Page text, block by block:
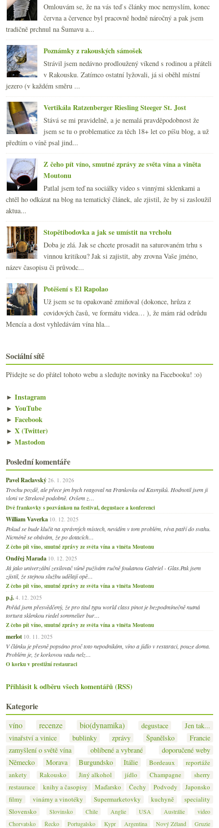
Omlouvám se, že na vás teď s články moc nemyslím, konec
června a července byl pracovně hodně náročný a pak jsem
tradičně prchnul na Šumavu a...
Poznámky z rakouských sámošek
Strávil jsem nedávno prodloužený víkend s rodinou a přáteli
v Rakousku. Zatímco ostatní lyžovali, já si oběhl místní
jezero (v každém směru ...
Vertikála Ratzenberger Riesling Steeger St. Jost
Stává se mi pravidelně, a je nemalá pravděpodobnost že
jsem se tu o problematice za těch 18+ let co píšu blog, a už
předtím o víně psal jind...
Z čeho pít víno, smutné zprávy ze světa vína a viněta
Moutonu
Patlal jsem teď na sociálky video s vinnými sklenkami a
chtěl ho odkázat na blog na tematický článek, ale zjistil, že by si zasloužil
aktua...
Stopětibodovka a jak se umístit na vrcholu
Doba je zlá. Jak se chcete prosadit na saturovaném trhu s
vinnou kritikou? Jak si zajistit, aby zrovna Vaše jméno,
název časopisu či průvodc...
Potěšení s El Rapolao
Už jsem se tu opakovaně zmiňoval (dokonce, hrůza z
covidových časů, ve formátu videa… ), že mám rád odrůdu
Mencía a dost vyhledávám vína hla...
Sociální sítě
Přidejte se do přátel tohoto webu a sledujte novinky na Facebooku! :o)
► Instagram
► YouTube
► Facebook
► X (Twitter)
► Mastodon
Poslední komentáře
Pavel Raclavský 26. 1. 2026
Trochu pozdě, ale přece jen bych reagoval na Frankovku od Kasnyiků. Hodnotil jsem ji
vloni ve Strekově podobně. Ovšem z…
Dvě frankovky s pozvánkou na festival, degustace a konferenci
William Vaverka 10. 12. 2025
Pokud se bude klučit na správných místech, nevidím v tom problém, réva patří do svahu.
Nicméně se obávám, že po dotacích…
Z čeho pít víno, smutné zprávy ze světa vína a viněta Moutonu
Ondřej Marada 10. 12. 2025
Já jako univerzální zesilovač vůně pužívám ručně foukanou Gabriel - Glas.Pak jsem
zjistil, že stejnou službu udělají opě…
Z čeho pít víno, smutné zprávy ze světa vína a viněta Moutonu
p.j. 4. 12. 2025
Pořád jsem přesvědčený, že pro titul typu world class pinot je bezpodmínečně nutná
tortura sklenkou riedel sommelier bur…
Z čeho pít víno, smutné zprávy ze světa vína a viněta Moutonu
merlot 10. 11. 2025
V článku je přesně popsáno proč toto nepodnikám, víno a jídlo v restaraci, pouze doma.
Problém je, že korkovou vadu nelz…
O korku v prestižní restauraci
Přihlásit k odběru všech komentářů (RSS)
Kategorie
víno recenze bio(dynamika) degustace
Jen tak...
vinařství a vinice
bublinky zprávy Španělsko
Francie
zamyšlení o světě vína
oblíbené a vybrané
doporučené weby
Německo
Morava Burgundsko Itálie Bordeaux
reportáže
ankety
Rakousko Jiný alkohol jídlo Champagne
sherry
restaurace
knihy a časopisy Maďarsko Čechy Podvody
Japonsko
filmy
vinárny a vinotéky Supermarketovky kuchyně
speciality
Slovensko
Slovinsko Chile Anglie USA Austrálie
video
Chorvatsko
Řecko Portugalsko Kypr Argentina Nový Zéland Gruzie